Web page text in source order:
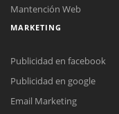
Mantención Web
MARKETING
Publicidad en facebook
Publicidad en google
Email Marketing